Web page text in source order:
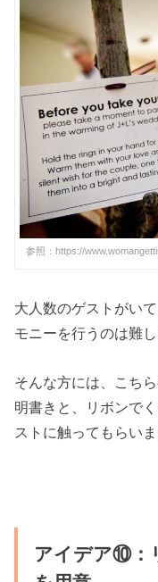
参照：https://
大人数のゲストがい
モニーを行うのは難し
そんな方には、こち
明書きと、リボンで
ストに触ってもらいま
アイデア⑩：